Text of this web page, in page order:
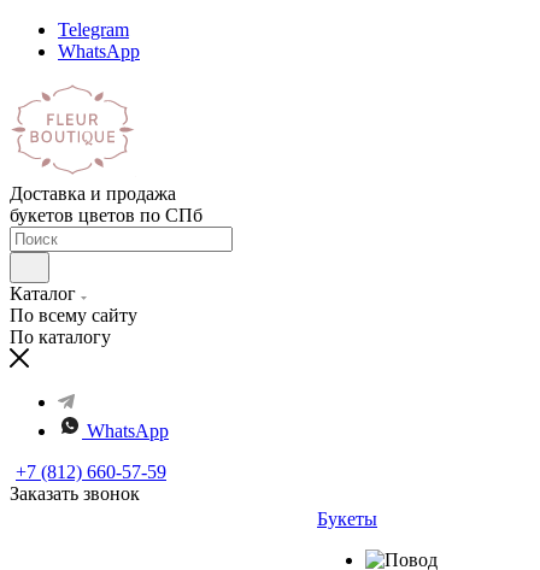
Telegram
WhatsApp
Доставка и продажа
букетов цветов по СПб
Каталог
По всему сайту
По каталогу
WhatsApp
+7 (812) 660-57-59
Заказать звонок
Букеты